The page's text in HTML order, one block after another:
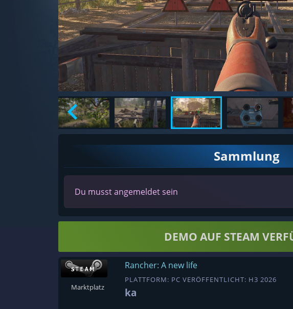
Sammlung
Du musst angemeldet sein
DEMO AUF STEAM
Marktplatz
Rancher: A new life
PLATTFORM: PC VERÖFFENTLICHT: H3 2026
ka